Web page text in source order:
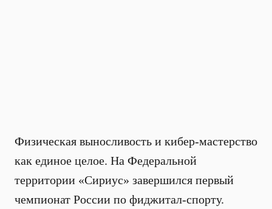
Физическая выносливость и кибер-мастерство
как единое целое. На Федеральной
территории «Сириус» завершился первый
чемпионат России по фиджитал-спорту.